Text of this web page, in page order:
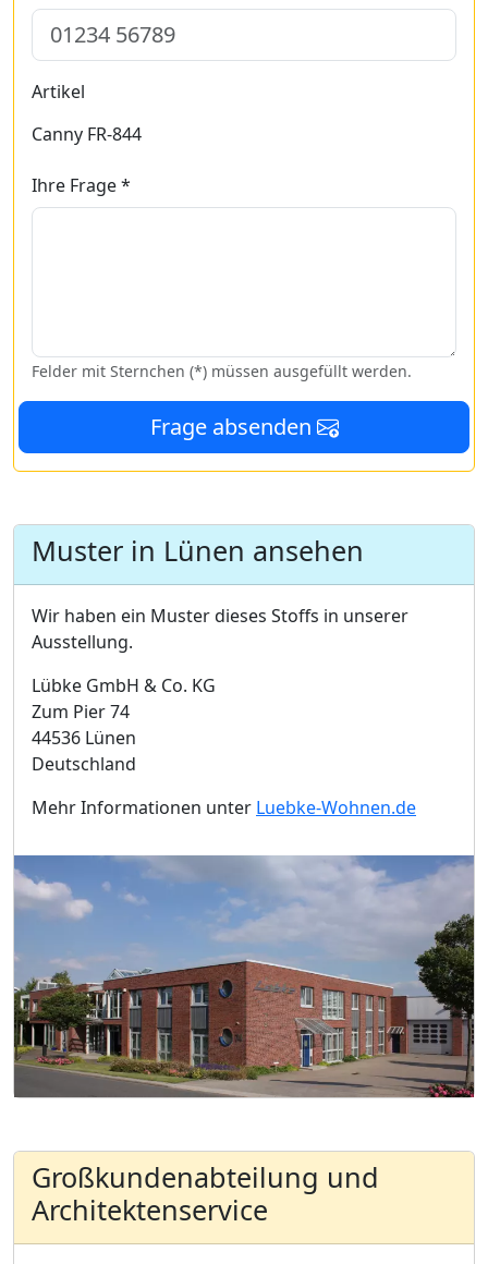
Artikel
Canny FR-844
Ihre Frage *
Felder mit Sternchen (*) müssen ausgefüllt werden.
Frage absenden
Muster in Lünen ansehen
Wir haben ein Muster dieses Stoffs in unserer
Ausstellung.
Lübke GmbH & Co. KG
Zum Pier 74
44536 Lünen
Deutschland
Mehr Informationen unter Luebke-Wohnen.de
Großkundenabteilung und
Architektenservice